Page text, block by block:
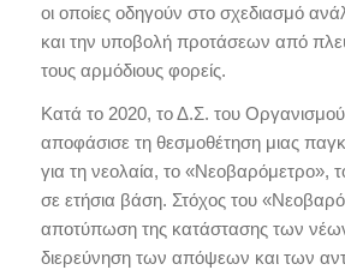
οι οποίες οδηγούν στο σχεδιασμό
και την υποβολή προτάσεων από
τους αρμόδιους φορείς.
Κατά το 2020, το Δ.Σ. του
αποφάσισε τη θεσμοθέτηση μιας
για τη νεολαία, το «Νεοβαρόμετρο»,
σε ετήσια βάση. Στόχος του
αποτύπωση της κατάστασης των
διερεύνηση των απόψεων και των